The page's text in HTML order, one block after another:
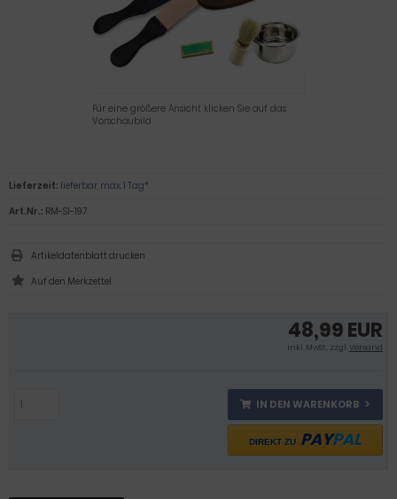
Für eine größere Ansicht klicken Sie auf das
Vorschaubild
48,99 EUR
inkl .MwSt., zzgl.Versand
IN DEN WARENKORB
DIREKT ZU PAYPAL
Lieferzeit: lieferbar, max. 1 Tag*
Art.Nr.: RM-SI-197
Artikeldatenblatt drucken